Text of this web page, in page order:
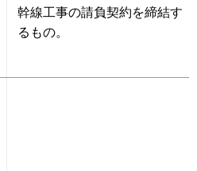
幹線工事の請負契約を締結す
るもの。